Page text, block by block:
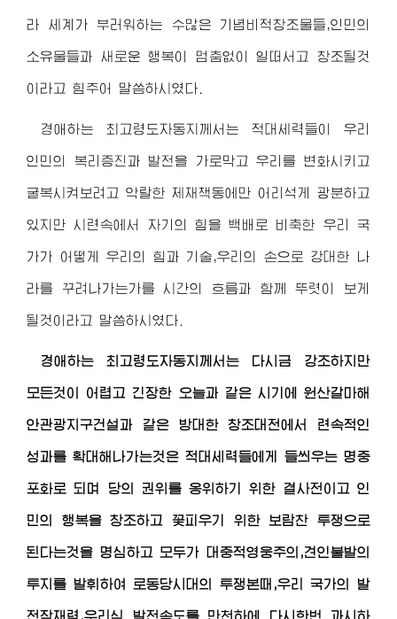
라 세계가 부러워하는 수많은 기념비적창조물들,인민의
소유물들과 새로운 행복이 멈춤없이 일떠서고 창조될것
이라고 힘주어 말씀하시였다.
경애하는 최고령도자동지 께서는 적대세력들이 우리
인민의 복리증진과 발전을 가로막고 우리를 변화시키고
굴복시켜보려고 악랄한 제재책동에만 어리석게 광분하고
있지만 시련속에서 자기의 힘을 백배로 비축한 우리 국
가가 어떻게 우리의 힘과 기술,우리의 손으로 강대한 나
라를 꾸려나가는가를 시간의 흐름과 함께 뚜렷이 보게
될것이라고 말씀하시였다.
경애하는 최고령도자동지 께서는 다시금 강조하지만
모든것이 어렵고 긴장한 오늘과 같은 시기에 원산갈마해
안관광지구건설과 같은 방대한 창조대전에서 련속적인
성과를 확대해나가는것은 적대세력들에게 들씌우는 명중
포화로 되며 당의 권위를 옹위하기 위한 결사전이고 인
민의 행복을 창조하고 꽃피우기 위한 보람찬 투쟁으로
된다는것을 명심하고 모두가 대중적영웅주의,견인불발의
투지를 발휘하여 로동당시대의 투쟁본때,우리 국가의 발
전잠재력,우리식 발전속도를 만천하에 다시한번 과시하